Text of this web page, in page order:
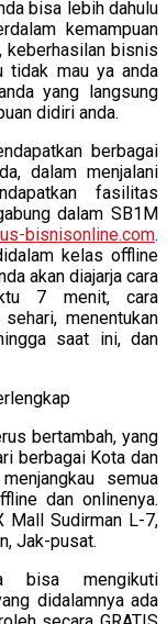
bisa lebih dahulu
kemampuan
keberhasilan bisnis
tidak mau ya anda
yang langsung
didiri anda.
berbagai
dalam menjalani
fasilitas
dalam SB1M
bisnisonline.com.
kelas offline
akan diajarja cara
7 menit, cara
menentukan
saat ini, dan
bertambah, yang
berbagai Kota dan
semua
dan onlinenya.
Mall Sudirman L-7,
Jak-pusat.
bisa mengikuti
didalamnya ada